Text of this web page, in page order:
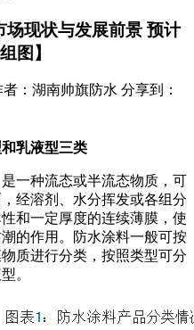
场现状与发展前景 预计
图】
者：湖南帅旗防水 分享到：
乳液型三类
一种流态或半流态物质，可
经溶剂、水分挥发或各组分
和一定厚度的连续薄膜，使
的作用。防水涂料一般可按
质进行分类，按照类型可分
。